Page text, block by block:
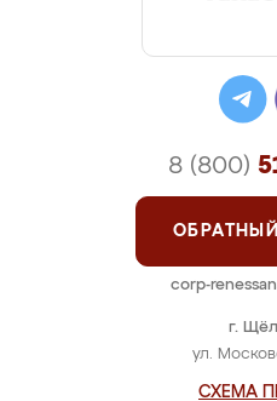
г.
ул.
СХЕМА
8 (800)
corp-